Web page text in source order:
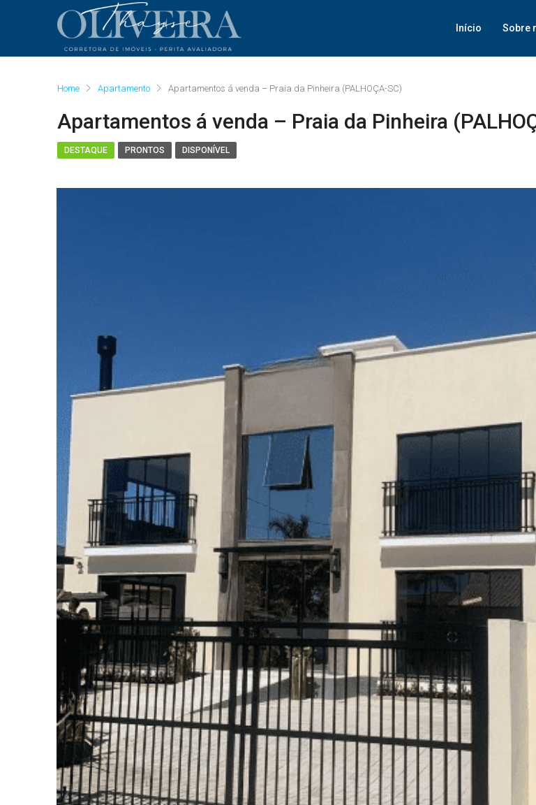
Início Sobre
Home Apartamento Apartamentos á venda – Praia da Pinheira (PALHOÇA-SC)
Apartamentos á venda – Praia da Pinheira
DESTAQUE PRONTOS DISPONÍVEL